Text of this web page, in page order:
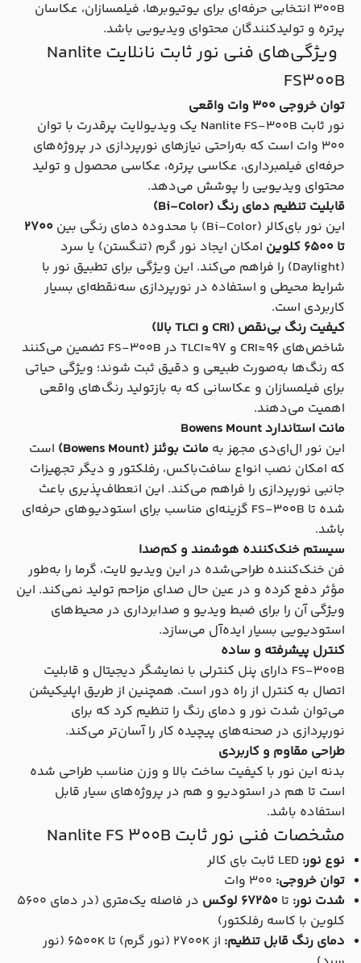
300B انتخابی حرفه‌ای برای یوتیوبرها، فیلمسازان، عکاسان
پرتره و تولیدکنندگان محتوای ویدیویی باشد.
ویژگی‌های فنی نور ثابت نانلایت Nanlite
FS300B
توان خروجی ۳۰۰ وات واقعی
نور ثابت Nanlite FS-300B یک ویدیولایت پرقدرت با توان
۳۰۰ وات است که به‌راحتی نیازهای نورپردازی در پروژه‌های
حرفه‌ای فیلمبرداری، عکاسی پرتره، عکاسی محصول و تولید
محتوای ویدیویی را پوشش می‌دهد.
قابلیت تنظیم دمای رنگ (Bi-Color)
این نور بای‌کالر (Bi-Color) با محدوده دمای رنگی بین
۲۷۰۰
تا ۶۵۰۰ کلوین
امکان ایجاد نور گرم (تنگستن) یا سرد
(Daylight) را فراهم می‌کند. این ویژگی برای تطبیق نور با
شرایط محیطی و استفاده در نورپردازی سه‌نقطه‌ای بسیار
کاربردی است.
کیفیت رنگ بی‌نقص (CRI و TLCI بالا)
شاخص‌های CRI≈۹۶ و TLCI≈۹۷ در FS-300B تضمین می‌کنند
که رنگ‌ها به‌صورت طبیعی و دقیق ثبت شوند؛ ویژگی حیاتی
برای فیلمسازان و عکاسانی که به بازتولید رنگ‌های واقعی
اهمیت می‌دهند.
مانت استاندارد Bowens Mount
این نور ال‌ای‌دی مجهز به مانت بوئنز (Bowens Mount)
است
که امکان نصب انواع سافت‌باکس، رفلکتور و دیگر تجهیزات
جانبی نورپردازی را فراهم می‌کند. این انعطاف‌پذیری باعث
شده تا FS-300B گزینه‌ای مناسب برای استودیوهای حرفه‌ای
باشد.
سیستم خنک‌کننده هوشمند و کم‌صدا
فن خنک‌کننده طراحی‌شده در این ویدیو لایت، گرما را به‌طور
مؤثر دفع کرده و در عین حال صدای مزاحم تولید نمی‌کند. این
ویژگی آن را برای ضبط ویدیو و صدابرداری در محیط‌های
استودیویی بسیار ایده‌آل می‌سازد.
کنترل پیشرفته و ساده
FS-300B دارای پنل کنترلی با نمایشگر دیجیتال و قابلیت
اتصال به کنترل از راه دور است. همچنین از طریق اپلیکیشن
می‌توان شدت نور و دمای رنگ را تنظیم کرد که برای
نورپردازی در صحنه‌های پیچیده کار را آسان‌تر می‌کند.
طراحی مقاوم و کاربردی
بدنه این نور با کیفیت ساخت بالا و وزن مناسب طراحی شده
است تا هم در استودیو و هم در پروژه‌های سیار قابل
استفاده باشد.
مشخصات فنی نور ثابت Nanlite FS 300B
نوع نور:
توان خروجی:
شدت نور: تا 67250 لوکس
در فاصله یک‌متری (در دمای 5600
کلوین با کاسه رفلکتور)
دمای رنگ قابل تنظیم:
از 2700K (نور گرم) تا 6500K (نور